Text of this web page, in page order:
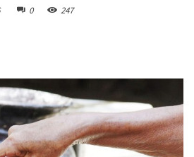
0 247